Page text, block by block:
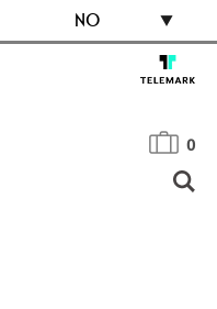
NO
0